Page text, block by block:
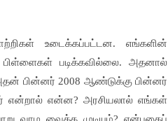
உடைக்கப்பட்டன.எங்களின்
பிள்ளைகள் படிக்கவில்லை.அதனால்
பின்னர் 2008 ஆண்டுக்கு பின்னர்
என்றால் என்ன?அரசியலால் எங்கள்